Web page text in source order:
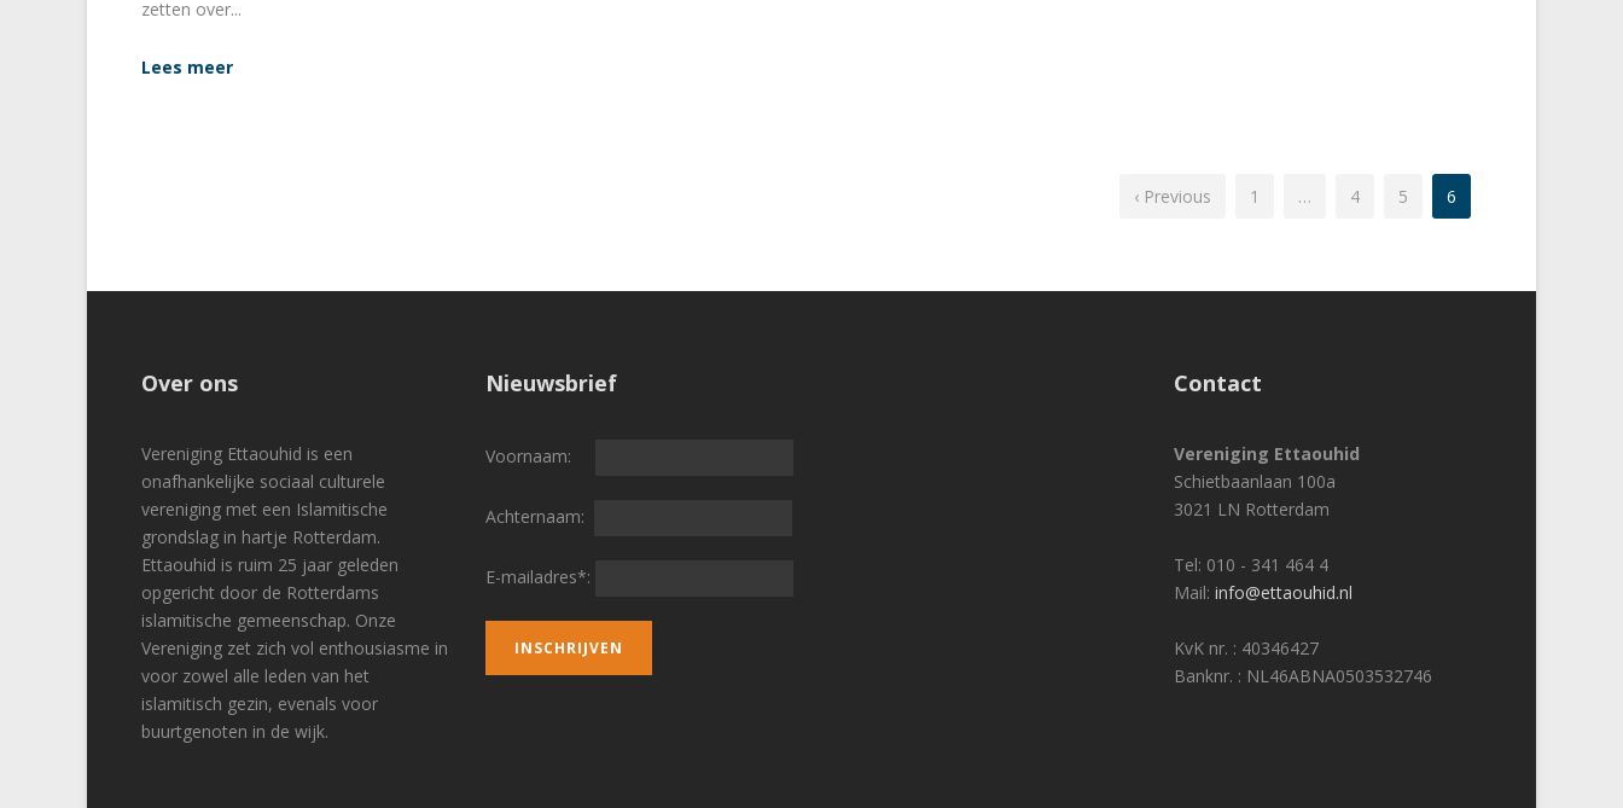
zetten over...
Lees meer
‹ Previous 1 … 4 5 6
Over ons
Vereniging Ettaouhid is een
onafhankelijke sociaal culturele
vereniging met een Islamitische
grondslag in hartje Rotterdam.
Ettaouhid is ruim 25 jaar geleden
opgericht door de Rotterdams
islamitische gemeenschap. Onze
Vereniging zet zich vol enthousiasme in
voor zowel alle leden van het
islamitisch gezin, evenals voor
buurtgenoten in de wijk.
Nieuwsbrief
Voornaam:
Achternaam:
E-mailadres*:
Contact
Vereniging Ettaouhid
Schietbaanlaan 100a
3021 LN Rotterdam
Tel: 010 - 341 464 4
Mail: info@ettaouhid.nl
KvK nr. : 40346427
Banknr. : NL46ABNA0503532746